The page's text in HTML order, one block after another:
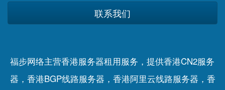
联系我们
福步网络主营香港服务器租用服务，提供香港CN2服务
器，香港BGP线路服务器，香港阿里云线路服务器，香